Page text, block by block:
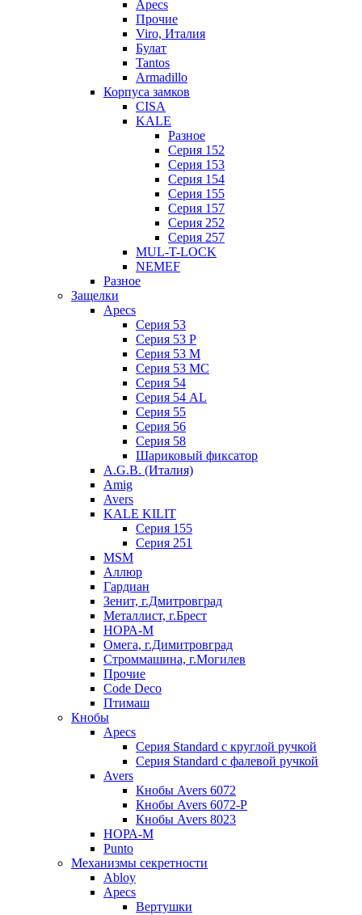
Apecs
Прочие
Viro, Италия
Булат
Tantos
Armadillo
Корпуса замков
CISA
KALE
Разное
Серия 152
Серия 153
Серия 154
Серия 155
Серия 157
Серия 252
Серия 257
MUL-T-LOCK
NEMEF
Разное
Защелки
Apecs
Серия 53
Серия 53 P
Серия 53 М
Серия 53 МC
Серия 54
Серия 54 AL
Серия 55
Серия 56
Серия 58
Шариковый фиксатор
A.G.B. (Италия)
Amig
Avers
KALE KILIT
Серия 155
Серия 251
MSM
Аллюр
Гардиан
Зенит, г.Дмитровград
Металлист, г.Брест
НОРА-М
Омега, г.Димитровград
Строммашина, г.Могилев
Прочие
Code Deco
Птимаш
Кнобы
Apecs
Серия Standard с круглой ручкой
Серия Standard с фалевой ручкой
Avers
Кнобы Avers 6072
Кнобы Avers 6072-P
Кнобы Avers 8023
НОРА-М
Punto
Механизмы секретности
Abloy
Apecs
Вертушки